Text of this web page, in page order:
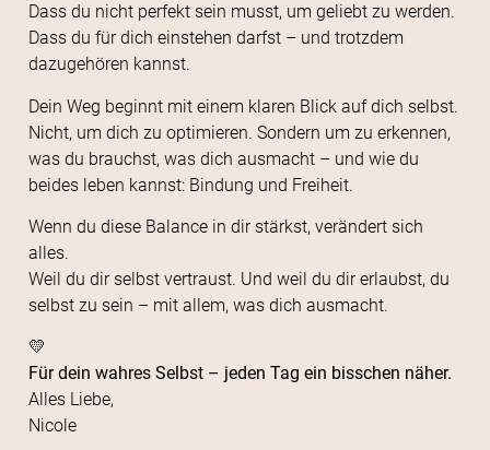
Dass du nicht perfekt sein musst, um geliebt zu werden.
Dass du für dich einstehen darfst – und trotzdem
dazugehören kannst.
Dein Weg beginnt mit einem klaren Blick auf dich selbst.
Nicht, um dich zu optimieren. Sondern um zu erkennen,
was du brauchst, was dich ausmacht – und wie du
beides leben kannst: Bindung und Freiheit.
Wenn du diese Balance in dir stärkst, verändert sich
alles.
Weil du dir selbst vertraust. Und weil du dir erlaubst, du
selbst zu sein – mit allem, was dich ausmacht.
💛
Für dein wahres Selbst – jeden Tag ein bisschen näher.
Alles Liebe,
Nicole